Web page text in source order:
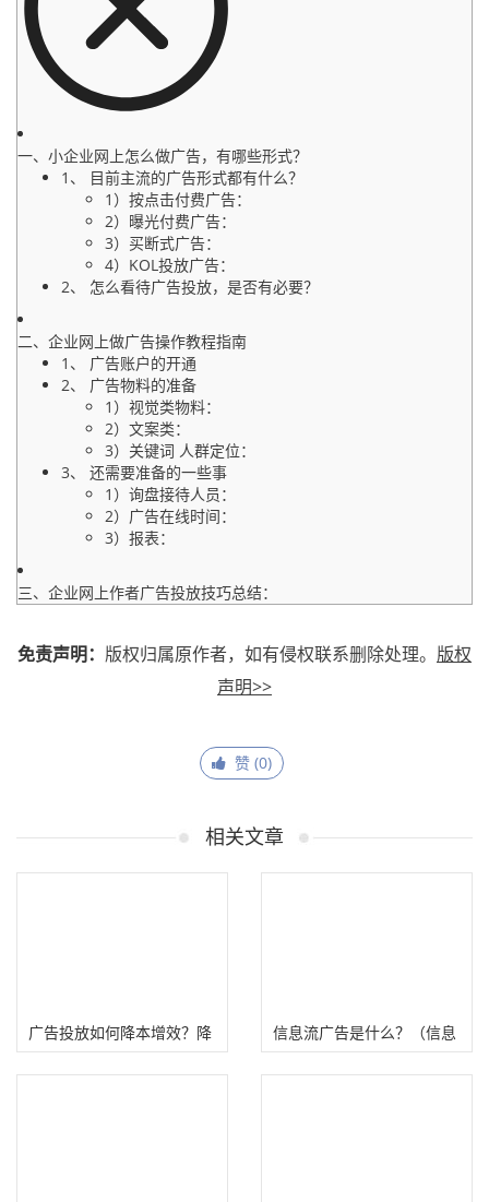
一、小企业网上怎么做广告，有哪些形式？
1、 目前主流的广告形式都有什么？
1）按点击付费广告：
2）曝光付费广告：
3）买断式广告：
4）KOL投放广告：
2、 怎么看待广告投放，是否有必要？
二、企业网上做广告操作教程指南
1、 广告账户的开通
2、 广告物料的准备
1）视觉类物料：
2）文案类：
3）关键词 人群定位：
3、 还需要准备的一些事
1）询盘接待人员：
2）广告在线时间：
3）报表：
三、企业网上作者广告投放技巧总结：
免责声明： 版权归属原作者，如有侵权联系删除处理。 版权
声明>>
赞 (0)
相关文章
广告投放如何降本增效？降
成本提收入！
信息流广告是什么？（信息
流广告投放平台有哪些）